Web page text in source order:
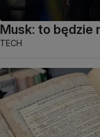
Musk: to będzie
TECH